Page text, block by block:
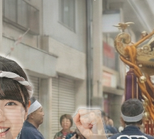
下町育ちの生粋の江戸